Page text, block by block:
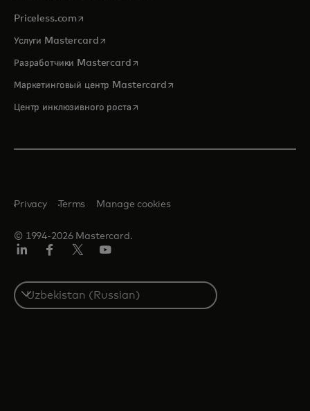
Priceless.com opens in a new tab
Услуги Mastercardopens in a new tab
Разработчики Mastercardopens in a new tab
Маркетинговый центр Mastercardopens in a new tab
Центр инклюзивного ростаopens in a new tab
© 1994-2026 Mastercard.
Privacy Terms Manage cookies
Select
a
country